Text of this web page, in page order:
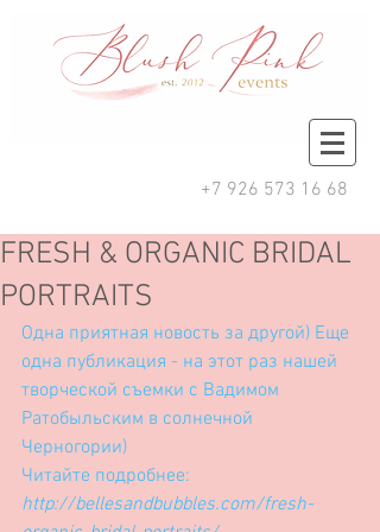
+7 926 573 16 68
FRESH & ORGANIC BRIDAL
PORTRAITS
Одна приятная новость за другой) Еще
одна публикация - на этот раз нашей
творческой съемки с Вадимом
Ратобыльским в солнечной
Черногории)
Читайте подробнее:
http://bellesandbubbles.com/fresh-